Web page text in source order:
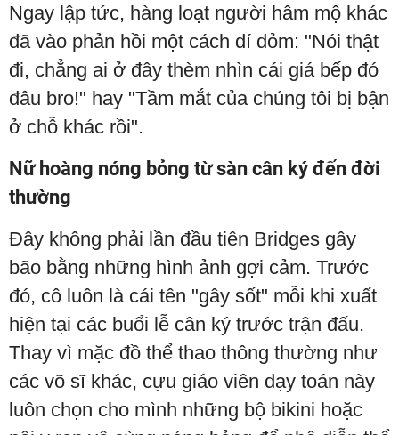
Ngay lập tức, hàng loạt người hâm mộ khác
đã vào phản hồi một cách dí dỏm: "Nói thật
đi, chẳng ai ở đây thèm nhìn cái giá bếp đó
đâu bro!" hay "Tầm mắt của chúng tôi bị bận
ở chỗ khác rồi".
Nữ hoàng nóng bỏng từ sàn cân ký đến đời
thường
Đây không phải lần đầu tiên Bridges gây
bão bằng những hình ảnh gợi cảm. Trước
đó, cô luôn là cái tên "gây sốt" mỗi khi xuất
hiện tại các buổi lễ cân ký trước trận đấu.
Thay vì mặc đồ thể thao thông thường như
các võ sĩ khác, cựu giáo viên dạy toán này
luôn chọn cho mình những bộ bikini hoặc